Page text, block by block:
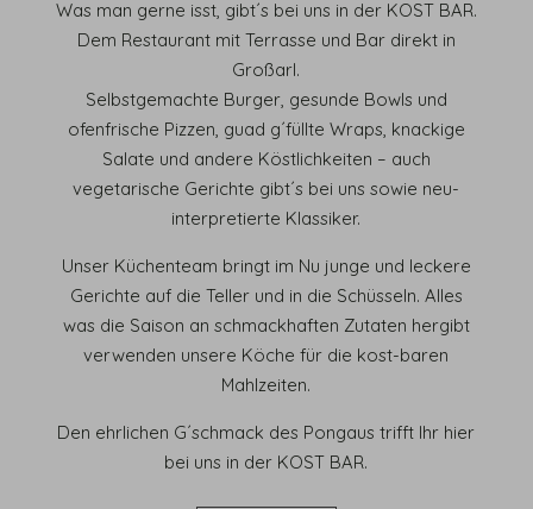
Was man gerne isst, gibt´s bei uns in der KOST BAR.
Dem Restaurant mit Terrasse und Bar direkt in
Großarl.
Selbstgemachte Burger, gesunde Bowls und
ofenfrische Pizzen, guad g´füllte Wraps, knackige
Salate und andere Köstlichkeiten – auch
vegetarische Gerichte gibt´s bei uns sowie neu-
interpretierte Klassiker.
Unser Küchenteam bringt im Nu junge und leckere
Gerichte auf die Teller und in die Schüsseln. Alles
was die Saison an schmackhaften Zutaten hergibt
verwenden unsere Köche für die kost-baren
Mahlzeiten.
Den ehrlichen G´schmack des Pongaus trifft Ihr hier
bei uns in der KOST BAR.